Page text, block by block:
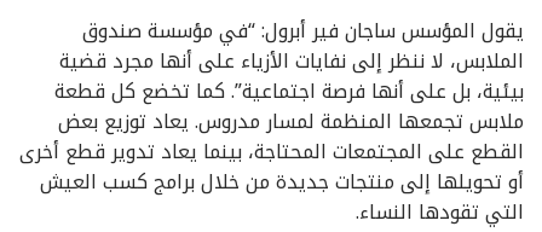
يقول المؤسس ساجان فير أبرول: “في مؤسسة صندوق
الملابس، لا ننظر إلى نفايات الأزياء على أنها مجرد قضية
بيئية، بل على أنها فرصة اجتماعية”. كما تخضع كل قطعة
ملابس تجمعها المنظمة لمسار مدروس. يعاد توزيع بعض
القطع على المجتمعات المحتاجة، بينما يعاد تدوير قطع أخرى
أو تحويلها إلى منتجات جديدة من خلال برامج كسب العيش
التي تقودها النساء.